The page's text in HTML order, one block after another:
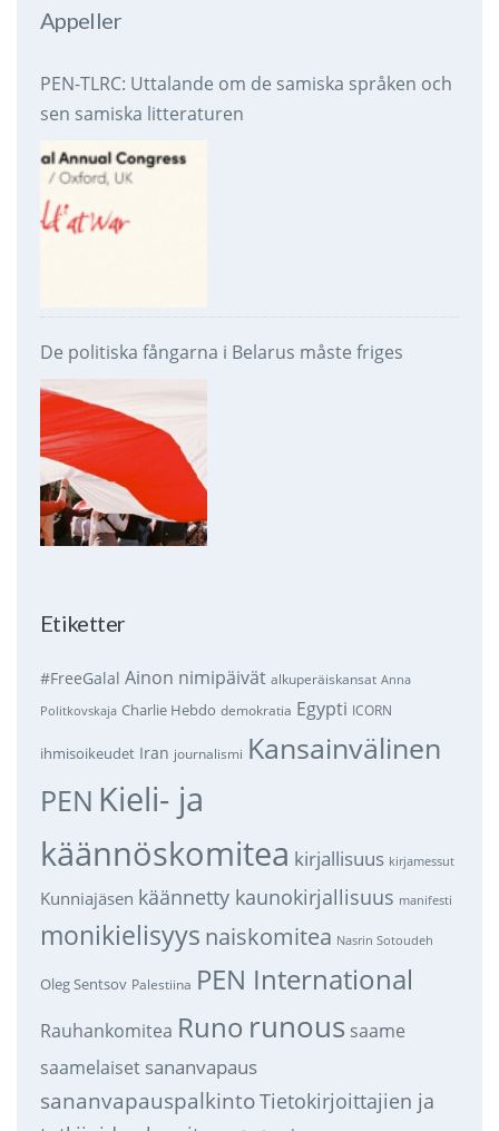
Appeller
PEN-TLRC: Uttalande om de samiska språken och
sen samiska litteraturen
De politiska fångarna i Belarus måste friges
Etiketter
#FreeGalal Ainon nimipäivät alkuperäiskansat Anna
Politkovskaja Charlie Hebdo demokratia Egypti ICORN
ihmisoikeudet Iran journalismi Kansainvälinen
PEN Kieli- ja
käännöskomitea kirjallisuus kirjamessut
Kunniajäsen käännetty kaunokirjallisuus manifesti
monikielisyys naiskomitea Nasrin Sotoudeh
Oleg Sentsov Palestiina PEN International
Rauhankomitea Runo runous saame
saamelaiset sananvapaus
sananvapauspalkintoTietokirjoittajien ja